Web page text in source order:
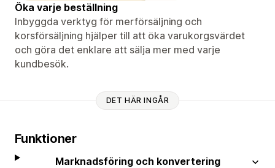
Öka varje beställning
Inbyggda verktyg för merförsäljning och
korsförsäljning hjälper till att öka varukorgsvärdet
och göra det enklare att sälja mer med varje
kundbesök.
DET HÄR INGÅR
Funktioner
Marknadsföring och konvertering